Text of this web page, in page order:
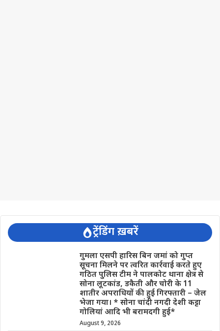
ट्रेंडिंग ख़बरें
गुमला एसपी हारिस बिन जमां को गुप्त
सूचना मिलने पर त्वरित कार्रवाई करते हुए
गठित पुलिस टीम ने पालकोट थाना क्षेत्र से
सोना लूटकांड, डकैती और चोरी के 11
शातीर अपराधियों की हुई गिरफ्तारी – जेल
भेजा गया। * सोना चांदी नगदी देशी कट्टा
गोलियां आदि भी बरामदगी हुई*
August 9, 2026